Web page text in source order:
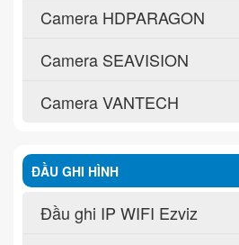
Camera HDPARAGON
Camera SEAVISION
Camera VANTECH
ĐẦU GHI HÌNH
Đầu ghi IP WIFI Ezviz